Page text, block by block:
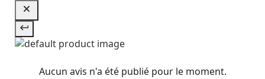
Aucun avis n'a été publié pour le moment.